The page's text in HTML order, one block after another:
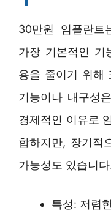
30만원 임플란트
가장 기본적인 기
용을 줄이기 위해
기능이나 내구성
경제적인 이유로
합하지만, 장기적
가능성도 있습니
특성: 저렴